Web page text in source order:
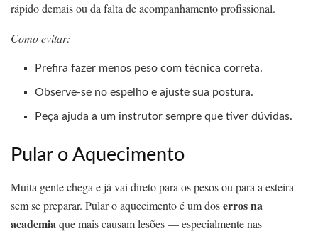
rápido demais ou da falta de acompanhamento profissional.
Como evitar:
Prefira fazer menos peso com técnica correta.
Observe-se no espelho e ajuste sua postura.
Peça ajuda a um instrutor sempre que tiver dúvidas.
Pular o Aquecimento
Muita gente chega e já vai direto para os pesos ou para a esteira
sem se preparar. Pular o aquecimento é um doserros na
academiaque mais causam lesões — especialmente nas